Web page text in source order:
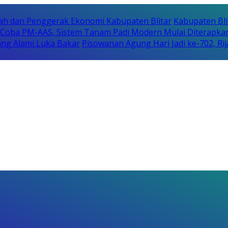
dan Penggerak Ekonomi Kabupaten Blitar Kabupaten
PM-AAS, Sistem Tanam Padi Modern Mulai
Alami Luka Bakar Pisowanan Agung Hari Jadi ke-702,